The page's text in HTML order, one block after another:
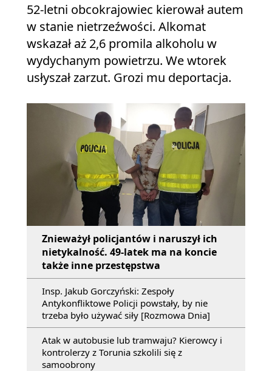
52-letni obcokrajowiec kierował autem
w stanie nietrzeźwości. Alkomat
wskazał aż 2,6 promila alkoholu w
wydychanym powietrzu. We wtorek
usłyszał zarzut. Grozi mu deportacja.
Znieważył policjantów i naruszył ich
nietykalność. 49-latek ma na koncie
także inne przestępstwa
Insp. Jakub Gorczyński: Zespoły
Antykonfliktowe Policji powstały, by nie
trzeba było używać siły [Rozmowa Dnia]
Atak w autobusie lub tramwaju? Kierowcy i
kontrolerzy z Torunia szkolili się z
samoobrony